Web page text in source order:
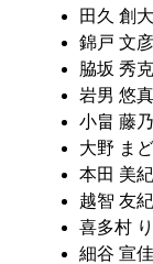
田久 創
錦戸 文
脇坂 秀
岩男 悠
小畠 藤
大野 ま
本田 美
越智 友
喜多村
細谷 宣